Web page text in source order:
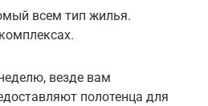
всем тип жилья.
везде вам
полотенца для